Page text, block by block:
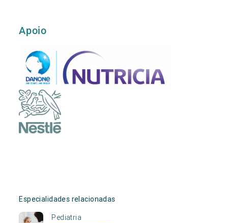
Apoio
Especialidades relacionadas
Pediatria